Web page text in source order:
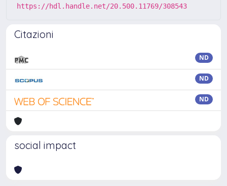
https://hdl.handle.net/20.500.11769/308543
Citazioni
ND
ND
ND
social impact